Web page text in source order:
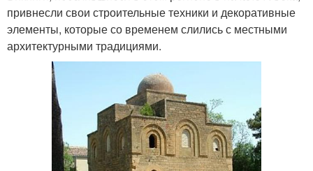
привнесли свои строительные техники и декоративные
элементы, которые со временем слились с местными
архитектурными традициями.